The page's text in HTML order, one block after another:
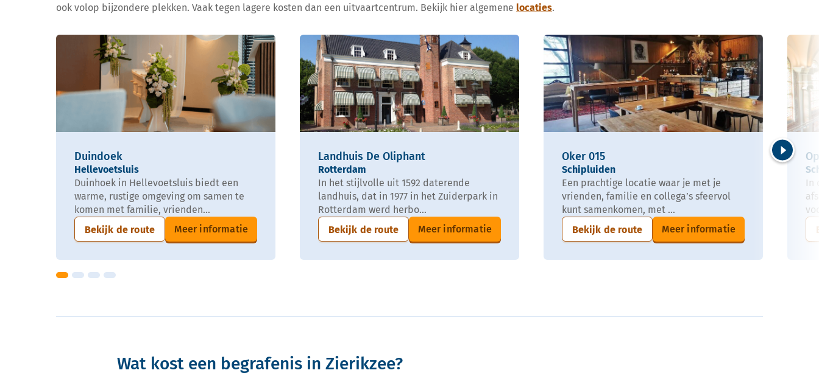
ook volop bijzondere plekken. Vaak tegen lagere kosten dan een uitvaartcentrum. Bekijk hier algemene locaties.
Duindoek
Hellevoetsluis
Duinhoek in Hellevoetsluis biedt een
warme, rustige omgeving om samen te
komen met familie, vrienden...
Bekijk de route
Meer informatie
Landhuis De Oliphant
Rotterdam
In het stijlvolle uit 1592 daterende
landhuis, dat in 1977 in het Zuiderpark in
Rotterdam werd herbo...
Bekijk de route
Meer informatie
Oker 015
Schipluiden
Een prachtige locatie waar je met je
vrienden, familie en collega’s sfeervol
kunt samenkomen, met ...
Bekijk de route
Meer informatie
In
Volgende
Wat kost een begrafenis in Zierikzee?